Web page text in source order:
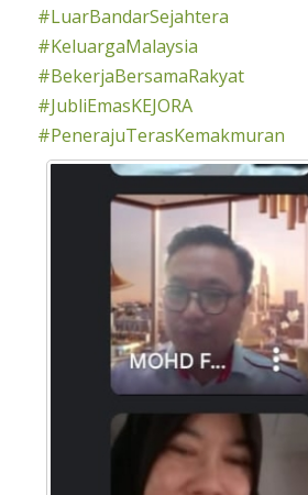
#LuarBandarSejahtera
#KeluargaMalaysia
#BekerjaBersamaRakyat
#JubliEmasKEJORA
#PenerajuTerasKemakmuran